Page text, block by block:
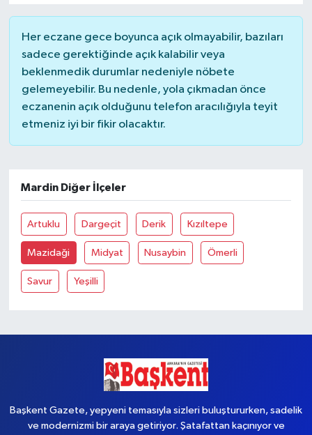
Her eczane gece boyunca açık olmayabilir, bazıları
sadece gerektiğinde açık kalabilir veya
beklenmedik durumlar nedeniyle nöbete
gelemeyebilir. Bu nedenle, yola çıkmadan önce
eczanenin açık olduğunu telefon aracılığıyla teyit
etmeniz iyi bir fikir olacaktır.
Mardin Diğer İlçeler
Artuklu Dargeçit Derik Kızıltepe
Mazidaği Midyat Nusaybin Ömerli
Savur Yeşilli
Başkent Gazete, yepyeni temasıyla sizleri buluştururken, sadelik
ve modernizmi bir araya getiriyor. Şatafattan kaçınıyor ve